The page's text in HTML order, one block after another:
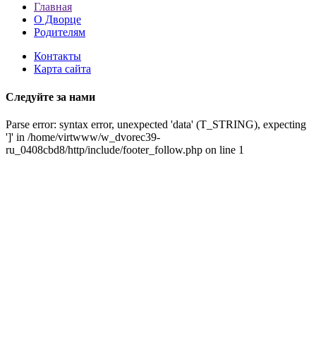
Главная
О Дворце
Родителям
Контакты
Карта сайта
Следуйте за нами
Parse error: syntax error, unexpected 'data' (T_STRING), expecting
']' in /home/virtwww/w_dvorec39-
ru_0408cbd8/http/include/footer_follow.php on line 1